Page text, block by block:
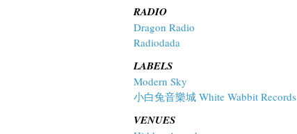
RADIO
Dragon Radio
Radiodada
LABELS
Modern Sky
小白兔音樂城 White Wabbit Records
VENUES